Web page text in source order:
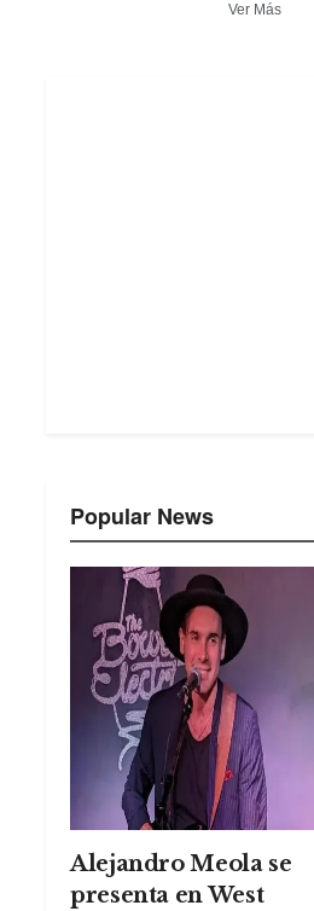
Ver Más
Popular News
Alejandro Meola se
presenta en West